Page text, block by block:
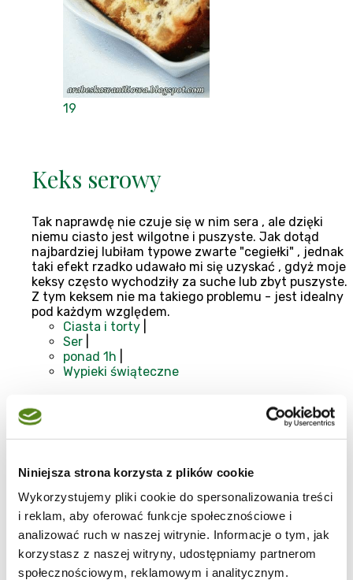
Niniejsza strona korzysta z plików cookie
Wykorzystujemy pliki cookie do spersonalizowania treści
i reklam, aby oferować funkcje społecznościowe i
analizować ruch w naszej witrynie. Informacje o tym, jak
korzystasz z naszej witryny, udostępniamy partnerom
społecznościowym, reklamowym i analitycznym.
19
Keks serowy
Tak naprawdę nie czuje się w nim sera , ale dzięki
niemu ciasto jest wilgotne i puszyste. Jak dotąd
najbardziej lubiłam typowe zwarte "cegiełki" , jednak
taki efekt rzadko udawało mi się uzyskać , gdyż moje
keksy często wychodziły za suche lub zbyt puszyste.
Z tym keksem nie ma takiego problemu - jest idealny
pod każdym względem.
Ciasta i torty
Ser
ponad 1h
Wypieki świąteczne
11-11-2008